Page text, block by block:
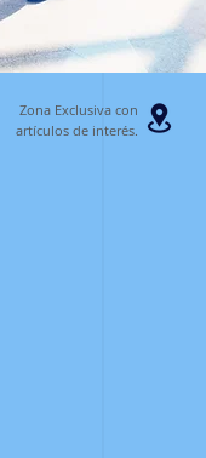
Zona Exclusiva con
artículos de interés.